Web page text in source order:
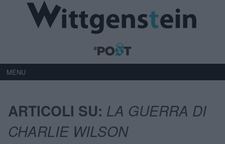
MENU
ARTICOLI SU: LA GUERRA DI
CHARLIE WILSON